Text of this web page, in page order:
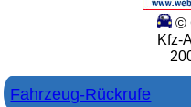
©
Kfz-
Fahrzeug-Rückrufe